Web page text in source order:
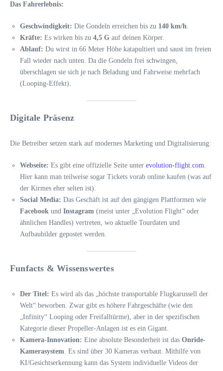
Das Fahrerlebnis:
Geschwindigkeit: Die Gondeln erreichen bis zu 140 km/h.
Kräfte: Es wirken bis zu 4,5 G auf deinen Körper.
Ablauf: Du wirst in 66 Meter Höhe katapultiert und saust im freien
Fall wieder nach unten. Da die Gondeln frei schwingen,
überschlagen sie sich je nach Beladung und Fahrweise mehrfach
(Looping-Effekt).
Digitale Präsenz
Die Betreiber setzen stark auf modernes Marketing und Digitalisierung:
Webseite: Es gibt eine offizielle Seite unter evolution-flight.com.
Hier kann man teilweise sogar Tickets vorab online kaufen (was auf
der Kirmes eher selten ist).
Social Media: Das Geschäft ist auf den gängigen Plattformen wie
Facebook und Instagram (meist unter „Evolution Flight“ oder
ähnlichen Handles) vertreten, wo aktuelle Tourdaten und
Aufbaubilder gepostet werden.
Funfacts & Wissenswertes
Der Titel: Es wird als das „höchste transportable Flugkarussell der
Welt“ beworben. Zwar gibt es höhere Fahrgeschäfte (wie den
„Infinity“ Looping oder Freifalltürme), aber in der spezifischen
Kategorie dieser Propeller-Anlagen ist es ein Gigant.
Kamera-Innovation: Eine absolute Besonderheit ist das Onride-
Kamerasystem. Es sind über 30 Kameras verbaut. Mithilfe von
KI/Gesichtserkennung kann das System individuelle Videos der